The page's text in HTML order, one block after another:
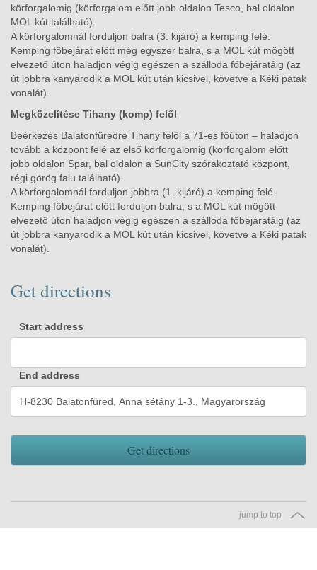
körforgalomig (körforgalom előtt jobb oldalon Tesco, bal oldalon
MOL kút található).
A körforgalomnál forduljon balra (3. kijáró) a kemping felé.
Kemping főbejárat előtt még egyszer balra, s a MOL kút mögött
elvezető úton haladjon végig egészen a szálloda főbejáratáig (az
út jobbra kanyarodik a MOL kút után kicsivel, követve a Kéki patak
vonalát).
Megközelítése Tihany (komp) felől
Beérkezés Balatonfüredre Tihany felől a 71-es főúton – haladjon
tovább a központ felé az első körforgalomig (körforgalom előtt
jobb oldalon Spar, bal oldalon a SunCity szórakoztató központ,
régi görög falu található).
A körforgalomnál forduljon jobbra (1. kijáró) a kemping felé.
Kemping főbejárat előtt forduljon balra, s a MOL kút mögött
elvezető úton haladjon végig egészen a szálloda főbejáratáig (az
út jobbra kanyarodik a MOL kút után kicsivel, követve a Kéki patak
vonalát).
Get directions
Start address
End address
Get directions
jump to top